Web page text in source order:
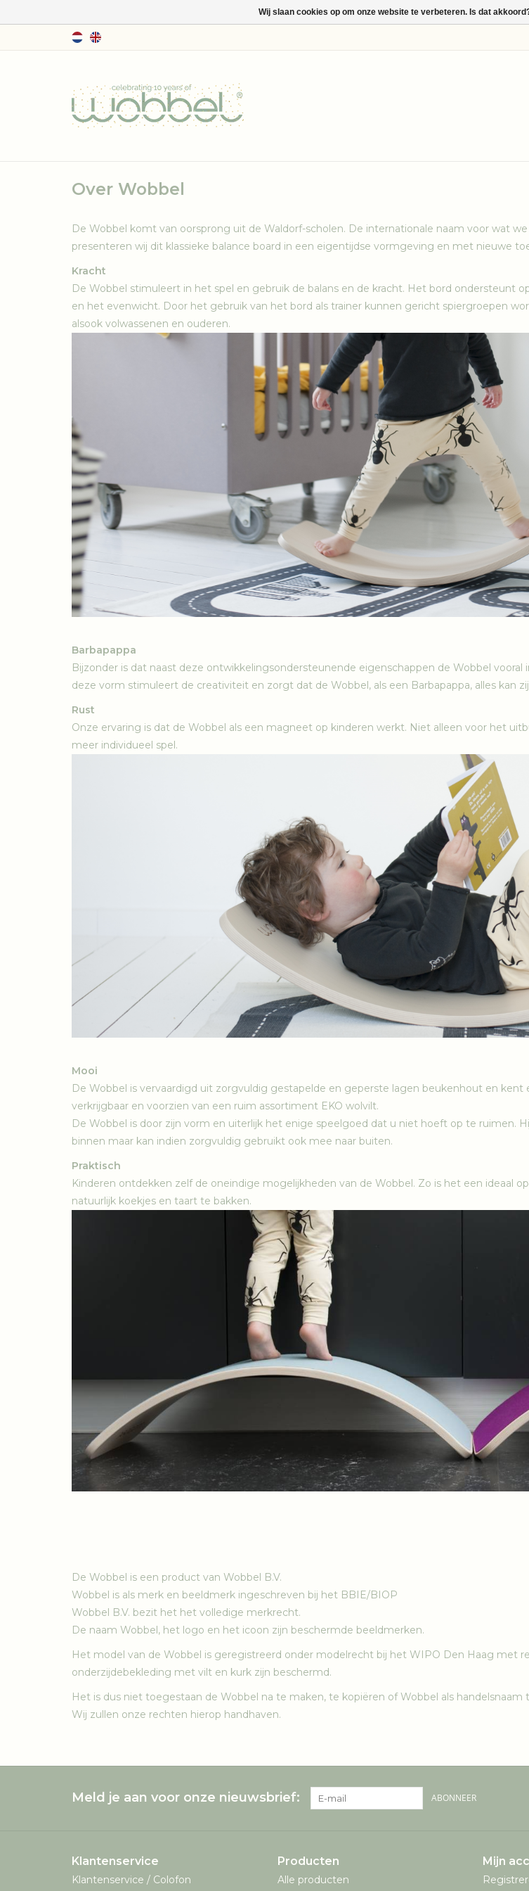
Over Wobbel
De Wobbel komt van oorsprong uit de Waldorf-scholen. De internationale naam voor wat
presenteren wij dit klassieke balance board in een eigentijdse vormgeving en met nieuwe
Kracht
De Wobbel stimuleert in het spel en gebruik de balans en de kracht. Het bord ondersteunt
en het evenwicht. Door het gebruik van het bord als trainer kunnen gericht spiergroepen
alsook volwassenen en ouderen.
Barbapappa
Bijzonder is dat naast deze ontwikkelingsondersteunende eigenschappen de Wobbel
deze vorm stimuleert de creativiteit en zorgt dat de Wobbel, als een Barbapappa, alles kan
Rust
Onze ervaring is dat de Wobbel als een magneet op kinderen werkt. Niet alleen voor het
meer individueel spel.
Mooi
De Wobbel is vervaardigd uit zorgvuldig gestapelde en geperste lagen beukenhout en
verkrijgbaar en voorzien van een ruim assortiment EKO wolvilt.
De Wobbel is door zijn vorm en uiterlijk het enige speelgoed dat u niet hoeft op te ruimen.
binnen maar kan indien zorgvuldig gebruikt ook mee naar buiten.
Praktisch
Kinderen ontdekken zelf de oneindige mogelijkheden van de Wobbel. Zo is het een ideaal
natuurlijk koekjes en taart te bakken.
De Wobbel is een product van Wobbel B.V.
Wobbel is als merk en beeldmerk ingeschreven bij het BBIE/BIOP
Wobbel B.V. bezit het het volledige merkrecht.
De naam Wobbel, het logo en het icoon zijn beschermde beeldmerken.
Het model van de Wobbel is geregistreerd onder modelrecht bij het WIPO Den Haag met
onderzijdebekleding met vilt en kurk zijn beschermd.
Het is dus niet toegestaan de Wobbel na te maken, te kopiëren of Wobbel als handelsnaam
Wij zullen onze rechten hierop handhaven.
Meld je aan voor onze nieuwsbrief: ABONNEER
Klantenservice
Klantenservice / Colofon
Producten
Alle producten
Mijn
Wij slaan cookies op om onze website te verbeteren. Is dat